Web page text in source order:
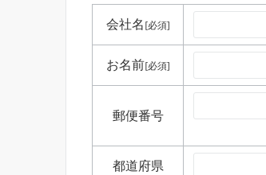
会社名 [必須]
お名前[必須]
郵便番号
都道府県